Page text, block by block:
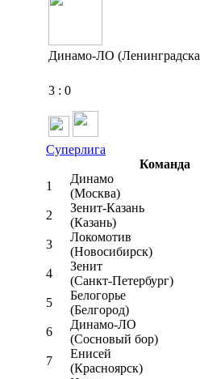
Динамо-ЛО
3 : 0
Суперлига
Команда
1
Динамо
(Москва)
2
Зенит-Казань
(Казань)
3
Локомотив
(Новосибирск)
4
Зенит
(Санкт-Петербург)
5
Белогорье
(Белгород)
6
Динамо-ЛО
(Сосновый бор)
7
Енисей
(Красноярск)